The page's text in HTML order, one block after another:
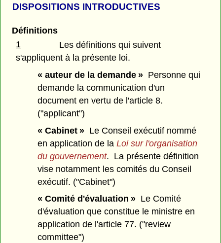
DISPOSITIONS INTRODUCTIVES
Définitions
1
Les définitions qui suivent
s'appliquent à la présente loi.
« auteur de la demande » Personne qui
demande la communication d'un
document en vertu de l'article 8.
("applicant")
« Cabinet » Le Conseil exécutif nommé
en application de laLoi sur l'organisation
du gouvernement. La présente définition
vise notamment les comités du Conseil
exécutif. ("Cabinet")
« Comité d'évaluation » Le Comité
d'évaluation que constitue le ministre en
application de l'article 77. ("review
committee")